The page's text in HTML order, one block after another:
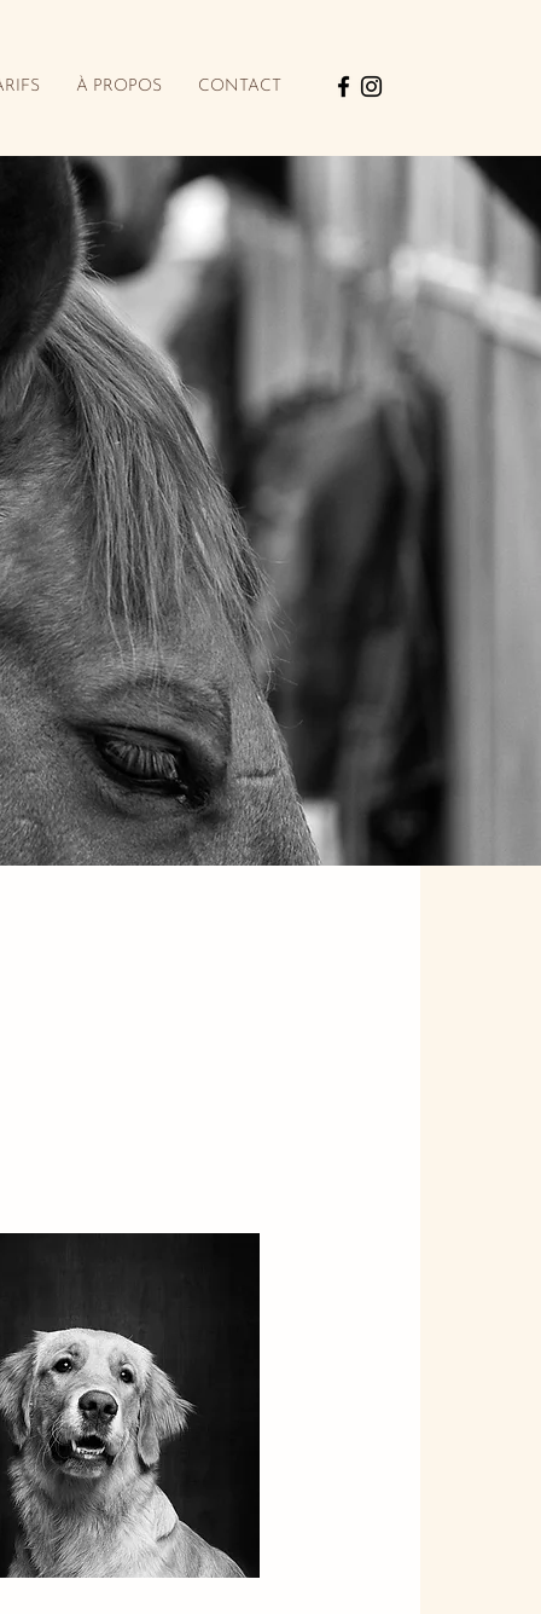
À PROPOS CONTACT